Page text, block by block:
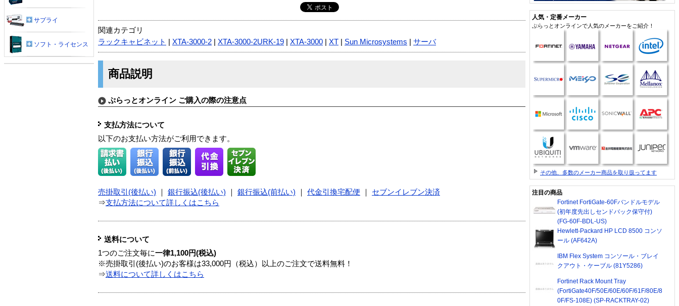
関連カテゴリ
ラックキャビネット
XTA-3000-2 XTA-3000-2URK-19 XTA-3000 XT Sun Microsystems サーバ
商品説明
ぷらっとオンライン ご購入の際の注意点
支払方法について
以下のお支払い方法がご利用できます。
売掛取引(後払い) 銀行振込(後払い) 銀行振込(前払い) 代金引換宅配便
セブンイレブン決済
⇒支払方法について詳しくはこちら
送料について
1つのご注文毎に一律1,100円(税込)
※売掛取引(後払い)のお客様は33,000円（税込）以上のご注文で送料無料！
⇒送料について詳しくはこちら
サプライ
ソフト・ライセンス
人気・定番メーカー
ぷらっとオンラインで人気のメーカーをご紹介！
その他、多数のメーカー商品を取り扱ってます
注目の商品
Fortinet FortiGate-60Fバンドルモデル
(初年度先出しセンドバック保守付)
(FG-60F-BDL-US)
Hewlett-Packard HP LCD 8500 コンソ
ール (AF642A)
IBM Flex System コンソール・ブレイ
クアウト・ケーブル (81Y5286)
Fortinet Rack Mount Tray
(FortiGate40F/50E/60E/60F/61F/80E/8
0F/FS-108E) (SP-RACKTRAY-02)